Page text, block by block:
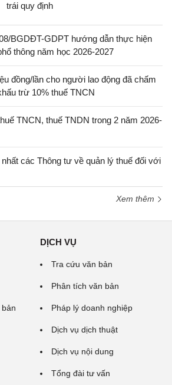
trái quy định
BGDĐT-GDPT hướng dẫn thực hiện
thông năm học 2026-2027
đồng/lần cho người lao động đã chấm
trừ 10% thuế TNCN
TNCN, thuế TNDN trong 2 năm 2026-
các Thông tư về quản lý thuế đối với
Xem thêm
DỊCH VỤ
Tra cứu văn bản
Phân tích văn bản
Pháp lý doanh nghiệp
Dịch vụ dịch thuật
Dịch vụ nội dung
Tổng đài tư vấn